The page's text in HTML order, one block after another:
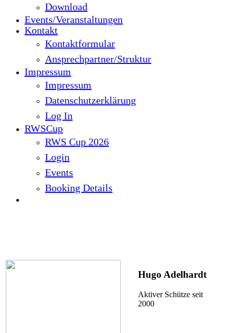
Download
Events/Veranstaltungen
Kontakt
Kontaktformular
Ansprechpartner/Struktur
Impressum
Impressum
Datenschutzerklärung
Log In
RWSCup
RWS Cup 2026
Login
Events
Booking Details
Hugo Adelhardt
Aktiver Schütze seit
2000